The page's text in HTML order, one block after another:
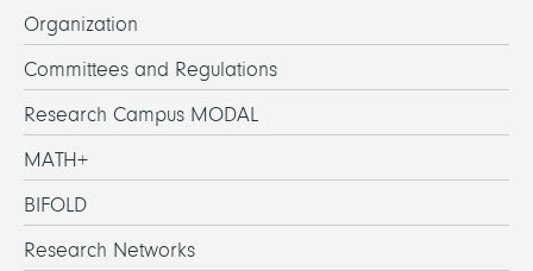
Organization
Committees and Regulations
Research Campus MODAL
MATH+
BIFOLD
Research Networks